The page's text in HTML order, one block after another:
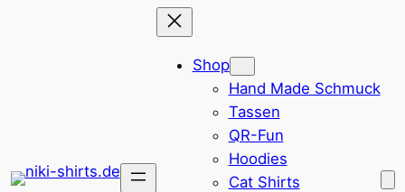
Shop
Hand Made Schmuck
Tassen
QR-Fun
Hoodies
Cat Shirts